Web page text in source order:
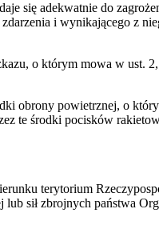
się adekwatnie do
i wynikającego z
o którym mowa w ust.
obrony powietrznej, o
te środki pocisków
terytorium
sił zbrojnych państwa